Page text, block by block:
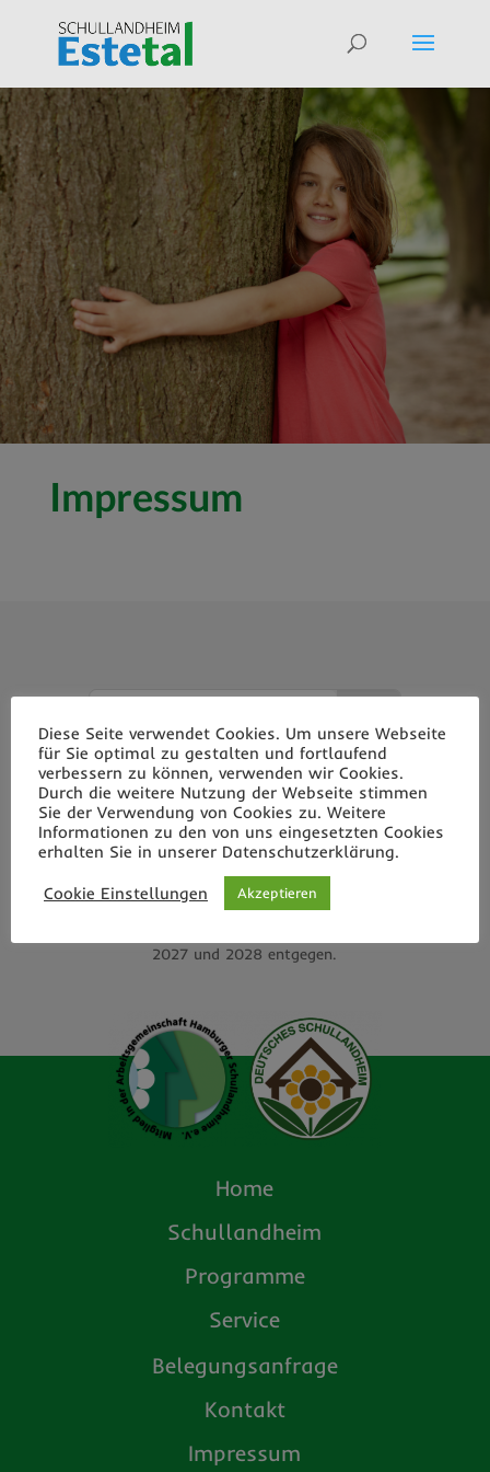
Impressum
Ihr Schullandheim Mitten im Wald
Denken Sie rechtzeitig an eine Reservierung – gerade
in den Klassenfahrten-Monaten (Mai, Juni, August
und September) ist unser Schullandheim schnell
2027 und 2028 entgegen.
Home
Schullandheim
Programme
Service
Belegungsanfrage
Kontakt
Impressum
Diese Seite verwendet Cookies. Um unsere Webseite
für Sie optimal zu gestalten und fortlaufend
verbessern zu können, verwenden wir Cookies.
Durch die weitere Nutzung der Webseite stimmen
Sie der Verwendung von Cookies zu. Weitere
Informationen zu den von uns eingesetzten Cookies
erhalten Sie in unserer Datenschutzerklärung.
Cookie Einstellungen
Akzeptieren